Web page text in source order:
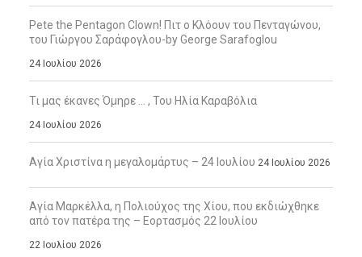
Pete the Pentagon Clown! Πιτ ο Κλόουν του Πενταγώνου,
του Γιώργου Σαράφογλου-by George Sarafoglou
24 Ιουλίου 2026
Τι μας έκανες Όμηρε … , Του Ηλία Καραβόλια
24 Ιουλίου 2026
Αγία Χριστίνα η μεγαλομάρτυς – 24 Ιουλίου 24 Ιουλίου 2026
Αγία Μαρκέλλα, η Πολιούχος της Χίου, που εκδιώχθηκε
από τον πατέρα της – Εορτασμός 22 Ιουλίου
22 Ιουλίου 2026